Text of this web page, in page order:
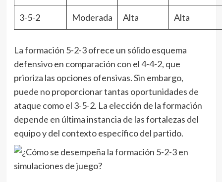
3-5-2 Moderada Alta Alta
La formación 5-2-3 ofrece un sólido esquema
defensivo en comparación con el 4-4-2, que
prioriza las opciones ofensivas. Sin embargo,
puede no proporcionar tantas oportunidades de
ataque como el 3-5-2. La elección de la formación
depende en última instancia de las fortalezas del
equipo y del contexto específico del partido.